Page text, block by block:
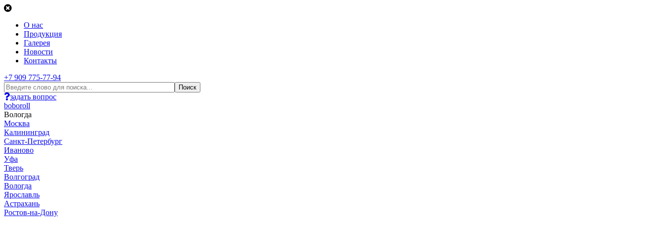
О нас
Продукция
Галерея
Новости
Контакты
+7 909 775-77-94
задать вопрос
boboroll
Вологда
Москва
Калининград
Санкт-Петербург
Иваново
Уфа
Тверь
Волгоград
Вологда
Ярославль
Астрахань
Ростов-на-Дону